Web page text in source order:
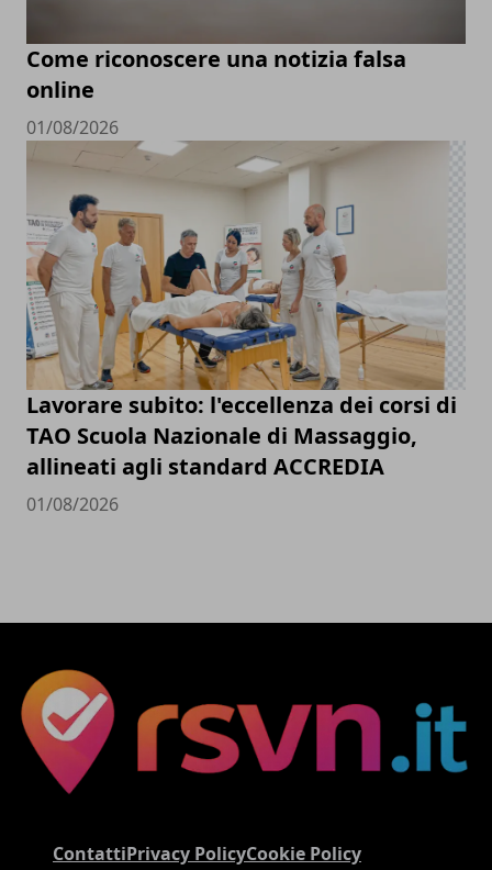
Come riconoscere una notizia falsa
online
01/08/2026
Lavorare subito: l'eccellenza dei corsi di
TAO Scuola Nazionale di Massaggio,
allineati agli standard ACCREDIA
01/08/2026
ContattiPrivacy PolicyCookie Policy